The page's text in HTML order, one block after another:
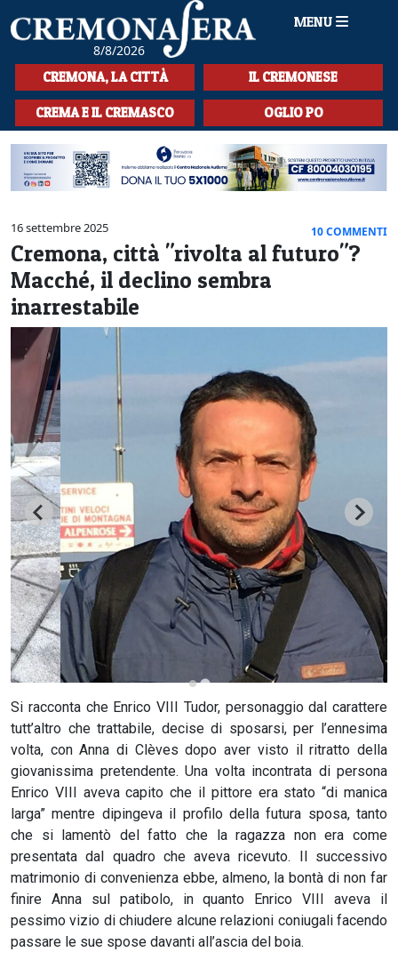
8/8/2026
MENU
HOME
CRONACA
SPORT
LA MUSICA
CULTURA
LA STORIA
SPETTACOLI
L'EDITORIALE
SEZIONI
CERCA
CREMONA, LA CITTÀ IL CREMONESE
CREMA E IL CREMASCO OGLIO PO
16 settembre 2025 10 COMMENTI
Cremona, città "rivolta al futuro"?
Macché, il declino sembra
inarrestabile
Si racconta che Enrico VIII Tudor, personaggio dal carattere
tutt’altro che trattabile, decise di sposarsi, per l’ennesima
volta, con Anna di Clèves dopo aver visto il ritratto della
giovanissima pretendente. Una volta incontrata di persona
Enrico VIII aveva capito che il pittore era stato “di manica
larga” mentre dipingeva il profilo della futura sposa, tanto
che si lamentò del fatto che la ragazza non era come
presentata dal quadro che aveva ricevuto. Il successivo
matrimonio di convenienza ebbe, almeno, la bontà di non far
finire Anna sul patibolo, in quanto Enrico VIII aveva il
pessimo vizio di chiudere alcune relazioni coniugali facendo
passare le sue spose davanti all’ascia del boia.